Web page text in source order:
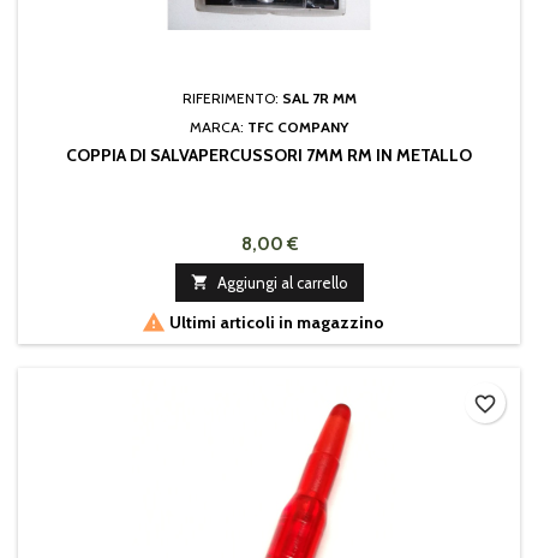
RIFERIMENTO: SAL 7R MM
MARCA: TFC COMPANY
COPPIA DI SALVAPERCUSSORI 7MM RM IN METALLO
8,00 €
 Aggiungi al carrello
 Ultimi articoli in magazzino
favorite_border